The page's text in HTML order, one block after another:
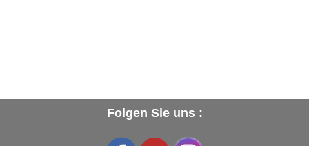
Folgen Sie uns :